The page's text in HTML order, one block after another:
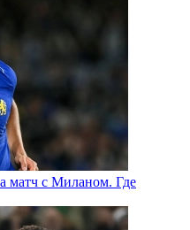
матч с Миланом. Где